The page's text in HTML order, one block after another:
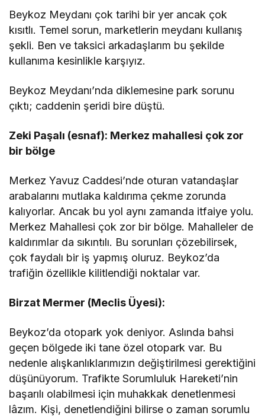
Beykoz Meydanı çok tarihi bir yer ancak çok
kısıtlı. Temel sorun, marketlerin meydanı kullanış
şekli. Ben ve taksici arkadaşlarım bu şekilde
kullanıma kesinlikle karşıyız.
Beykoz Meydanı’nda diklemesine park sorunu
çıktı; caddenin şeridi bire düştü.
Zeki Paşalı (esnaf): Merkez mahallesi çok zor
bir bölge
Merkez Yavuz Caddesi’nde oturan vatandaşlar
arabalarını mutlaka kaldırıma çekme zorunda
kalıyorlar. Ancak bu yol aynı zamanda itfaiye yolu.
Merkez Mahallesi çok zor bir bölge. Mahalleler de
kaldırımlar da sıkıntılı. Bu sorunları çözebilirsek,
çok faydalı bir iş yapmış oluruz. Beykoz’da
trafiğin özellikle kilitlendiği noktalar var.
Birzat Mermer (Meclis Üyesi):
Beykoz’da otopark yok deniyor. Aslında bahsi
geçen bölgede iki tane özel otopark var. Bu
nedenle alışkanlıklarımızın değiştirilmesi gerektiğini
düşünüyorum. Trafikte Sorumluluk Hareketi’nin
başarılı olabilmesi için muhakkak denetlenmesi
lâzım. Kişi, denetlendiğini bilirse o zaman sorumlu